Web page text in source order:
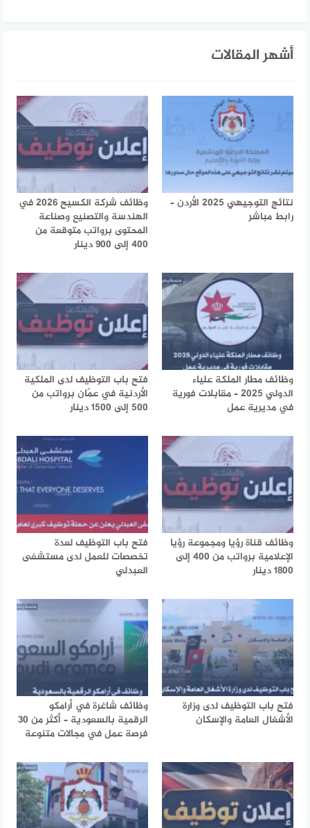
أشهر المقالات
نتائج التوجيهي 2025 الأردن –
رابط مباشر
وظائف شركة الكسيح 2026 في
الهندسة والتصنيع وصناعة
المحتوى برواتب متوقعة من
400 إلى 900 دينار
وظائف مطار الملكة علياء
الدولي 2025 – مقابلات فورية
في مديرية عمل
فتح باب التوظيف لدى الملكية
الأردنية في عمّان برواتب من
500 إلى 1500 دينار
وظائف قناة رؤيا ومجموعة رؤيا
الإعلامية برواتب من 400 إلى
1800 دينار
فتح باب التوظيف لعدة
تخصصات للعمل لدى مستشفى
العبدلي
فتح باب التوظيف لدى وزارة
الأشغال العامة والإسكان
وظائف شاغرة في أرامكو
الرقمية بالسعودية – أكثر من 30
فرصة عمل في مجالات متنوعة